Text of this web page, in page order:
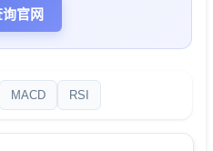
官网
MACD RSI